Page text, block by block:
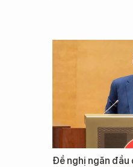
Đề nghị ngăn đầu